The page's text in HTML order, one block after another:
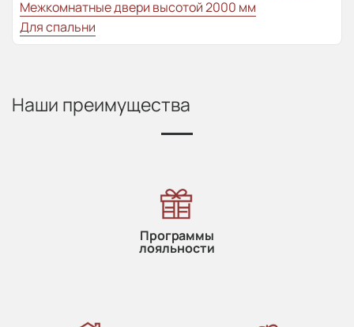
Межкомнатные двери высотой 2000 мм
Для спальни
Наши преимущества
Программы
лояльности